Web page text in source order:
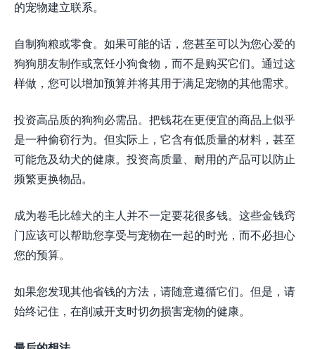
的宠物建立联系。
自制狗粮或零食。如果可能的话，您甚至可以为您心爱的
狗狗朋友制作或烹饪小狗食物，而不是购买它们。通过这
样做，您可以增加预算并将其用于满足宠物的其他需求。
投资高品质的狗狗必需品。把钱花在更便宜的商品上似乎
是一种偷窃行为。但实际上，它含有低质量的材料，甚至
可能危及幼犬的健康。投资高质量、耐用的产品可以防止
频繁更换物品。
成为卷毛比雄犬的主人并不一定要花很多钱。这些金钱窍
门应该可以帮助您享受与宠物在一起的时光，而不必担心
您的预算。
如果您发现其他省钱的方法，请随意遵循它们。但是，请
始终记住，在削减开支时切勿损害宠物的健康。